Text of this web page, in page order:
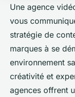
Une agence
vous
stratégie de
marques à se
environnement
créativité et
agences offrent